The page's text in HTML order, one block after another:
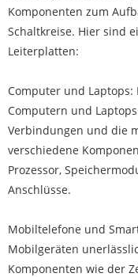
Komponenten zum
Schaltkreise. Hier sind
Leiterplatten:
Computer und
Computern und
Verbindungen und die
verschiedene
Prozessor,
Anschlüsse.
Mobiltelefone und
Mobilgeräten
Komponenten wie der